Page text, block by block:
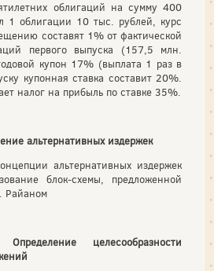
облигаций на сумму 400
1 облигации 10 тыс. рублей, курс
составят 1% от фактической
первого выпуска (157,5 млн.
купон 17% (выплата 1 раз в
купонная ставка составит 20%.
налог на прибыль по ставке 35%.
альтернативных издержек
альтернативных издержек
блок-схемы, предложенной
Райаном
целесообразности